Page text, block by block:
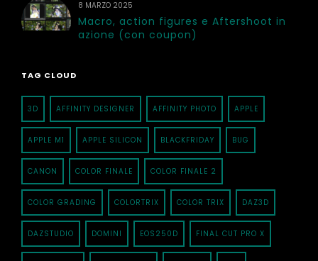
8 MARZO 2025
Macro, action figures e Aftershoot in
azione (con coupon)
TAG CLOUD
3D AFFINITY DESIGNER AFFINITY PHOTO APPLE
APPLE M1 APPLE SILICON BLACKFRIDAY BUG
CANON COLOR FINALE COLOR FINALE 2
COLOR GRADING COLORTRIX COLOR TRIX DAZ3D
DAZSTUDIO DOMINI EOS250D FINAL CUT PRO X